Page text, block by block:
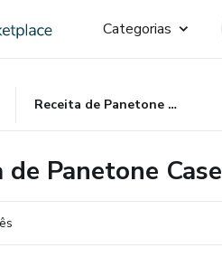
Categorias
Receita de Panetone Caseiro
de Panetone